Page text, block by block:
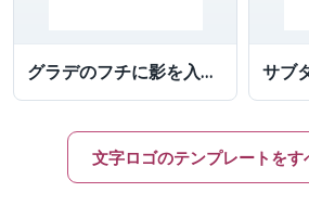
グラデのフチに影を入れてラノベ風タイトルにしたロゴ
文字ロゴのテンプレートをす